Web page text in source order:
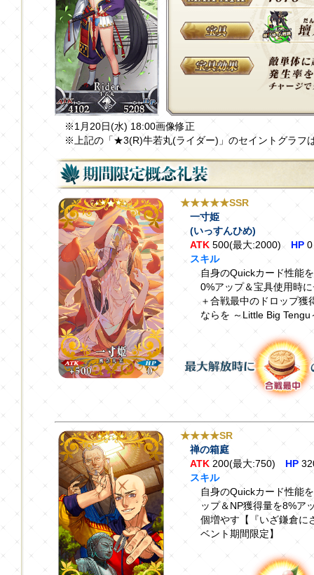
※1月20日(水) 18:00画像修正
※上記の「★3(R)牛若丸(ライダー)」のセイントグラフ
★★★★★SSR
一寸姫
(いっすんひめ)
ATK 500(最大:2000) HP 0
スキル
自身のQuickカード性能
0%アップ＆宝具使用時
＋合戦最中のドロップ獲
ならを ～Little Big
★★★★SR
禅の箱庭
ATK 200(最大:750) HP
スキル
自身のQuickカード性能
ップ＆NP獲得量を8%ア
個増やす【『いざ鎌倉に
ベント期間限定】